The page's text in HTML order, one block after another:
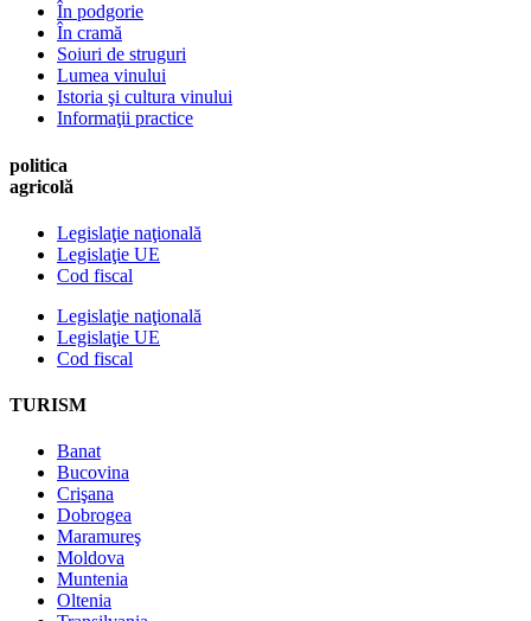
În podgorie
În cramă
Soiuri de struguri
Lumea vinului
Istoria şi cultura vinului
Informaţii practice
politica
agricolă
Legislaţie naţională
Legislaţie UE
Cod fiscal
Legislaţie naţională
Legislaţie UE
Cod fiscal
TURISM
Banat
Bucovina
Crişana
Dobrogea
Maramureş
Moldova
Muntenia
Oltenia